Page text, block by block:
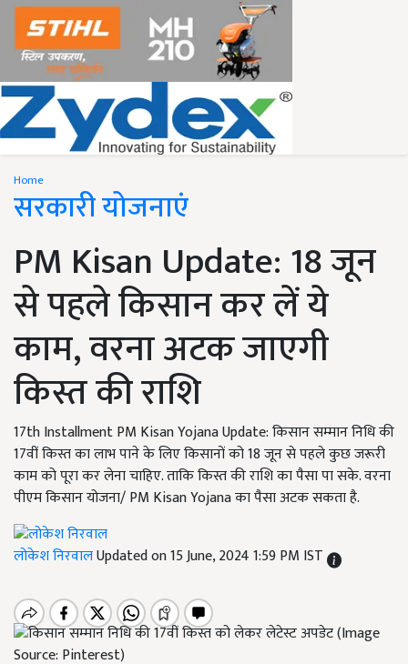
Home
सरकारी योजनाएं
PM Kisan Update: 18 जून
से पहले किसान कर लें ये
काम, वरना अटक जाएगी
किस्त की राशि
17th Installment PM Kisan Yojana Update: किसान सम्मान निधि की
17वीं किस्त का लाभ पाने के लिए किसानों को 18 जून से पहले कुछ जरूरी
काम को पूरा कर लेना चाहिए. ताकि किस्त की राशि का पैसा पा सके. वरना
पीएम किसान योजना/ PM Kisan Yojana का पैसा अटक सकता है.
लोकेश निरवालUpdated on 15 June, 2024 1:59 PM IST